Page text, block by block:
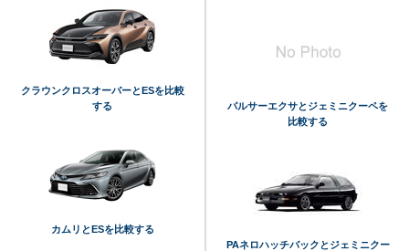
クラウンクロスオーバーとESを比較
する
カムリとESを比較する
パルサーエクサとジェミニクーペを
比較する
PAネロハッチバックとジェミニクー